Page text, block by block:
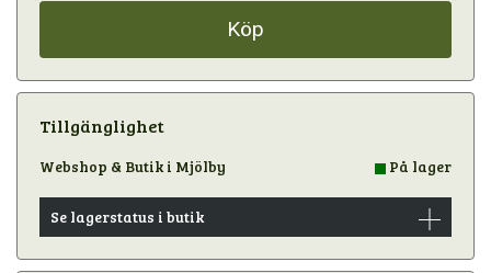
Köp
Tillgänglighet
Webshop & Butik i Mjölby På lager
Se lagerstatus i butik